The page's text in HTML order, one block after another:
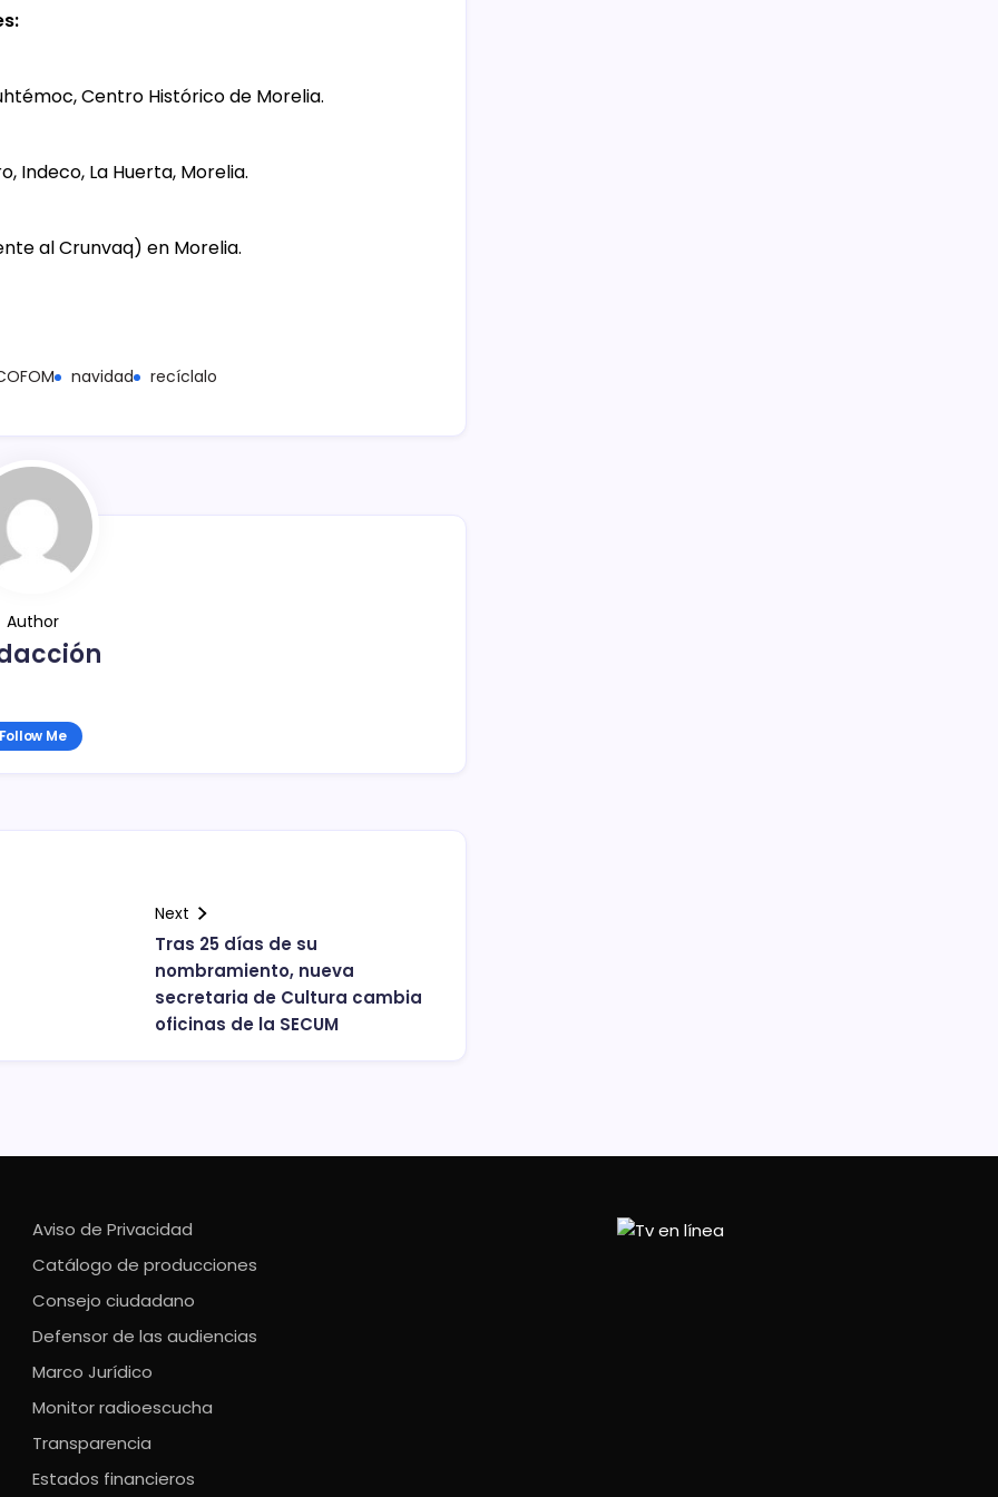
Centro Histórico de Morelia.
Indeco, La Huerta, Morelia.
al Crunvaq) en Morelia.
navidad recíclalo
Author
Me
Next
Tras 25 días de su
nombramiento, nueva
secretaria de Cultura cambia
oficinas de la SECUM
Aviso de Privacidad
Catálogo de producciones
Consejo ciudadano
Defensor de las audiencias
Marco Jurídico
Monitor radioescucha
Transparencia
Estados financieros